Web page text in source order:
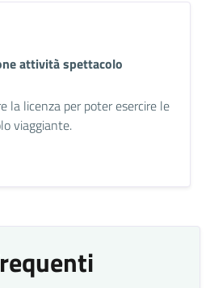
attività spettacolo
la licenza per poter esercire le
viaggiante.